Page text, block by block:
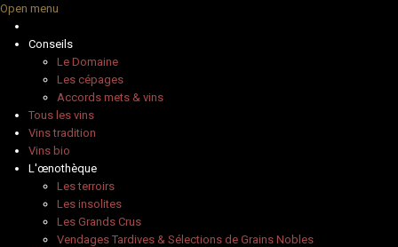
Open menu
Conseils
Le Domaine
Les cépages
Accords mets & vins
Tous les vins
Vins tradition
Vins bio
L'œnothèque
Les terroirs
Les insolites
Les Grands Crus
Vendages Tardives & Sélections de Grains Nobles